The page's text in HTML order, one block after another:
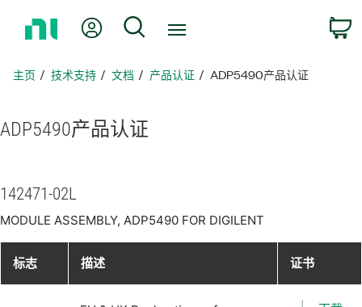
页
我的账户 搜索
主页 技术支持 文档 产品认证 ADP5490产品认证
ADP5490产品认证
142471-02L
MODULE ASSEMBLY, ADP5490 FOR DIGILENT
标志 描述 证书